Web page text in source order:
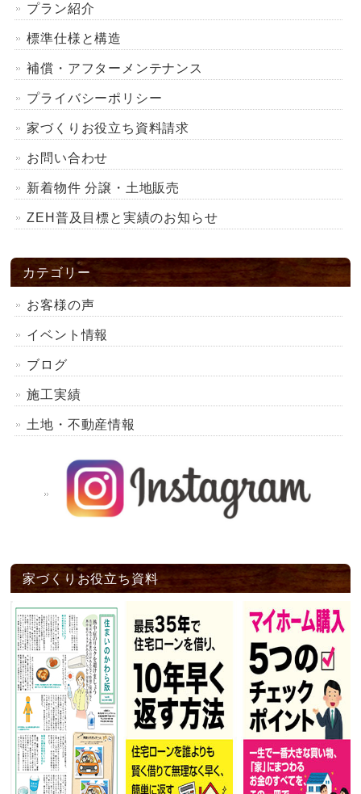
プラン紹介
標準仕様と構造
補償・アフターメンテナンス
プライバシーポリシー
家づくりお役立ち資料請求
お問い合わせ
新着物件 分譲・土地販売
ZEH普及目標と実績のお知らせ
カテゴリー
お客様の声
イベント情報
ブログ
施工実績
土地・不動産情報
家づくりお役立ち資料